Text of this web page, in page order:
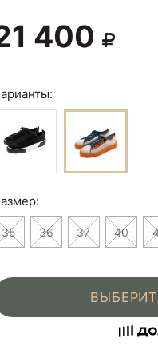
400
35 36 37 40